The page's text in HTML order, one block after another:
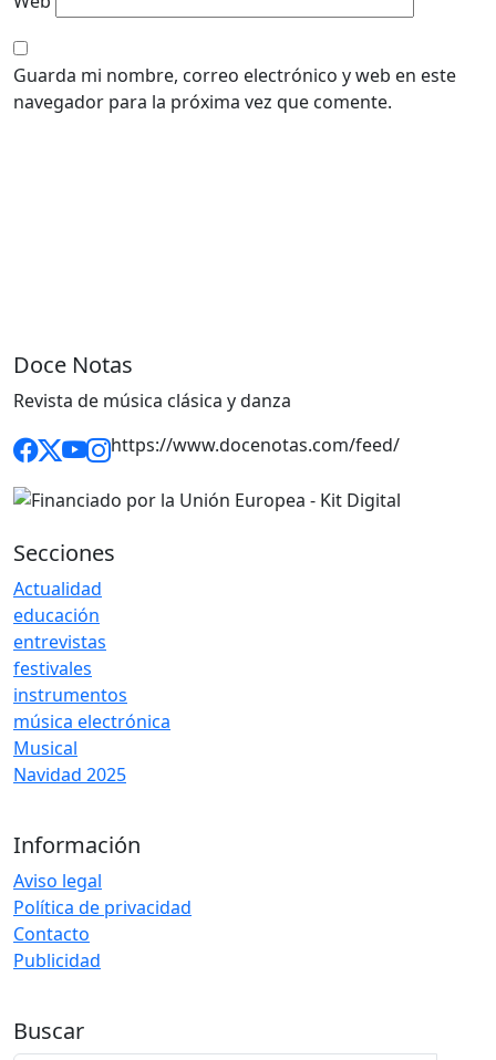
Guarda mi nombre, correo electrónico y web en este
navegador para la próxima vez que comente.
Doce Notas
Revista de música clásica y danza
https://www.docenotas.com/feed/
Secciones
Actualidad
educación
entrevistas
festivales
instrumentos
música electrónica
Musical
Navidad 2025
Información
Aviso legal
Política de privacidad
Contacto
Publicidad
Buscar